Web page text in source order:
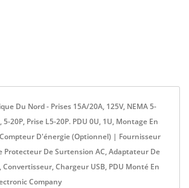
Du Nord - Prises 15A/20A, 125V, NEMA 5-
5-20P, Prise L5-20P. PDU 0U, 1U, Montage En
D'énergie (optionnel) | Fournisseur
Protecteur De Surtension AC, Adaptateur De
Convertisseur, Chargeur USB, PDU Monté En
Company